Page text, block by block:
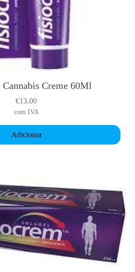
Creme 60Ml
€13.00
com IVA
Adicionar